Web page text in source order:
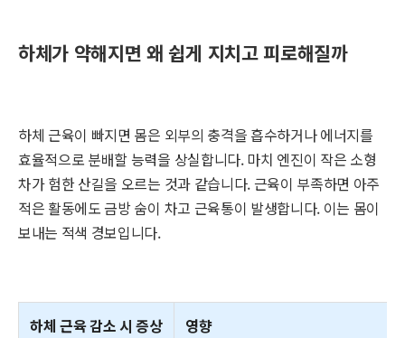
하체가 약해지면 왜 쉽게 지치고 피로해질까
하체 근육이 빠지면 몸은 외부의 충격을 흡수하거나 에너지를
효율적으로 분배할 능력을 상실합니다. 마치 엔진이 작은 소형
차가 험한 산길을 오르는 것과 같습니다. 근육이 부족하면 아주
적은 활동에도 금방 숨이 차고 근육통이 발생합니다. 이는 몸이
보내는 적색 경보입니다.
하체 근육 감소 시 증상 영향